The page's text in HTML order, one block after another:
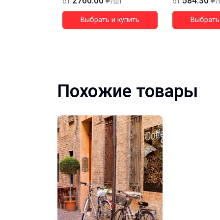
Выбрать и купить
Похожие товары